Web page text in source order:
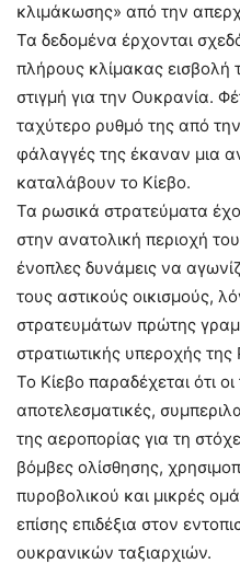
κλιμάκωσης» από την
Τα δεδομένα έρχονται
πλήρους κλίμακας εισβολή
στιγμή για την Ουκρανία.
ταχύτερο ρυθμό της από
φάλαγγές της έκαναν μια
καταλάβουν το Κίεβο.
Τα ρωσικά στρατεύματα
στην ανατολική περιοχή
ένοπλες δυνάμεις να
τους αστικούς οικισμούς,
στρατευμάτων πρώτης
στρατιωτικής υπεροχής της
Το Κίεβο παραδέχεται ότι
αποτελεσματικές,
της αεροπορίας για τη
βόμβες ολίσθησης,
πυροβολικού και μικρές
επίσης επιδέξια στον
ουκρανικών ταξιαρχιών.